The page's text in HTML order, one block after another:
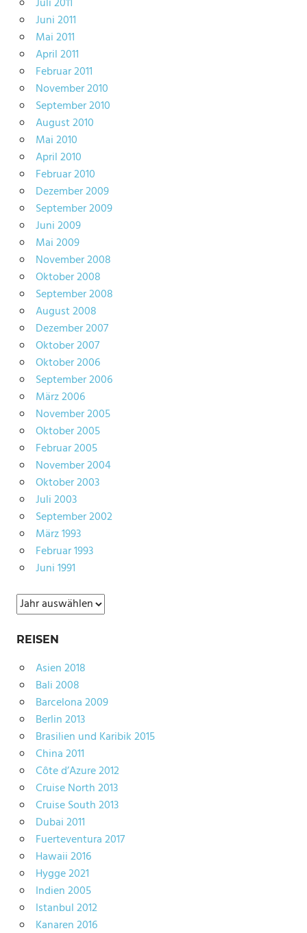
Juli 2011
Juni 2011
Mai 2011
April 2011
Februar 2011
November 2010
September 2010
August 2010
Mai 2010
April 2010
Februar 2010
Dezember 2009
September 2009
Juni 2009
Mai 2009
November 2008
Oktober 2008
September 2008
August 2008
Dezember 2007
Oktober 2007
Oktober 2006
September 2006
März 2006
November 2005
Oktober 2005
Februar 2005
November 2004
Oktober 2003
Juli 2003
September 2002
März 1993
Februar 1993
Juni 1991
Archiv
REISEN
Asien 2018
Bali 2008
Barcelona 2009
Berlin 2013
Brasilien und Karibik 2015
China 2011
Côte d’Azure 2012
Cruise North 2013
Cruise South 2013
Dubai 2011
Fuerteventura 2017
Hawaii 2016
Hygge 2021
Indien 2005
Istanbul 2012
Kanaren 2016